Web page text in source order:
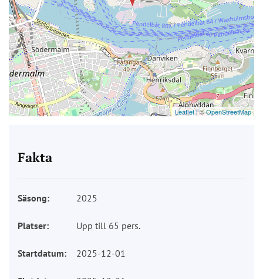
Leaflet| ©OpenStreetMap
Fakta
Säsong: 2025
Platser: Upp till 65 pers.
Startdatum: 2025-12-01